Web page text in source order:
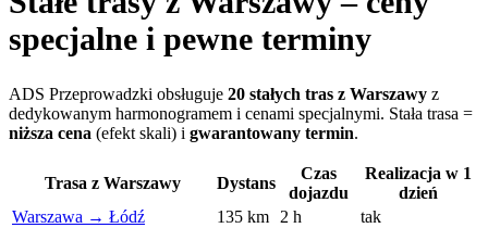
specjalne i pewne terminy
ADS Przeprowadzki obsługuje 20 stałych tras z Warszawy z
dedykowanym harmonogramem i cenami specjalnymi. Stała trasa =
niższa cena (efekt skali) i gwarantowany termin.
Trasa z Warszawy Dystans
Czas
dojazdu
Realizacja w 1
dzień
Warszawa → Łódź
135 km 2 h
tak